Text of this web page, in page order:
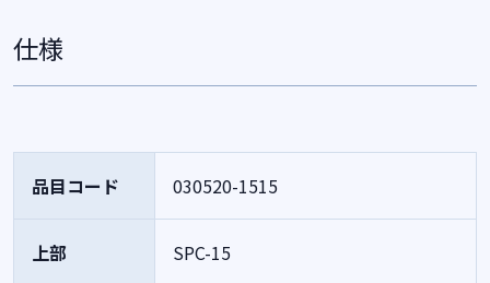
仕様
品目コード 030520-1515
上部 SPC-15